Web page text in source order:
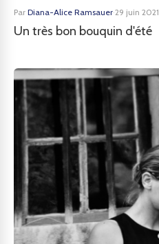
Par Diana-Alice Ramsauer·29 juin 2021
Un très bon bouquin d'été